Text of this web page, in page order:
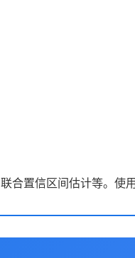
置信区间估计等。使